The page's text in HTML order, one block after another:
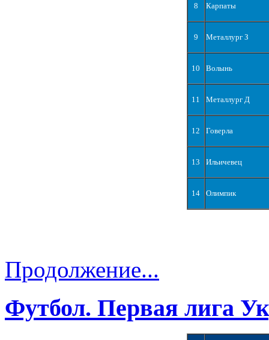
8 Карпаты
9 Металлург З
10 Волынь
11 Металлург Д
12 Говерла
13 Ильичевец
14 Олимпик
Продолжение...
Футбол. Первая лига